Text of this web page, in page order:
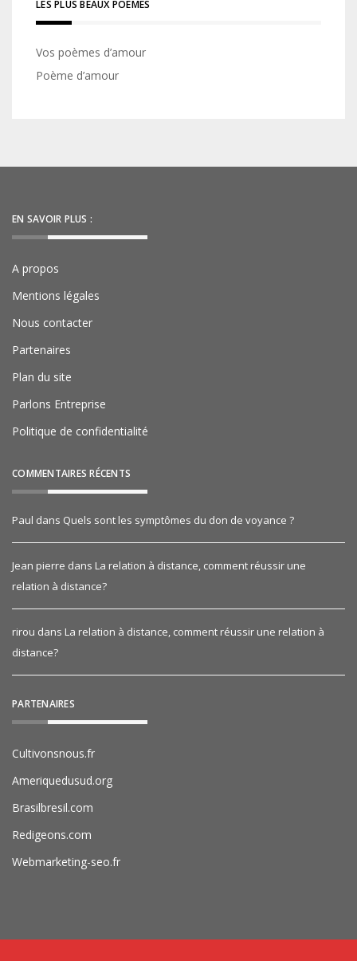
LES PLUS BEAUX POEMES
Vos poèmes d’amour
Poème d’amour
EN SAVOIR PLUS :
A propos
Mentions légales
Nous contacter
Partenaires
Plan du site
Parlons Entreprise
Politique de confidentialité
COMMENTAIRES RÉCENTS
Paul dans Quels sont les symptômes du don de voyance ?
Jean pierre dans La relation à distance, comment réussir une
relation à distance?
rirou dans La relation à distance, comment réussir une relation à
distance?
PARTENAIRES
Cultivonsnous.fr
Ameriquedusud.org
Brasilbresil.com
Redigeons.com
Webmarketing-seo.fr